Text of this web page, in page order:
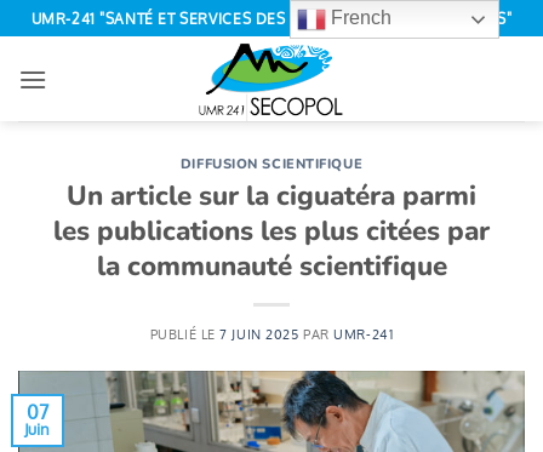
Passer
au
contenu
UMR-241 "SANTÉ ET SERVICES DES ÉCOSYSTÈMES POLYNÉSIENS"
DIFFUSION SCIENTIFIQUE
Un article sur la ciguatéra parmi
les publications les plus citées par
la communauté scientifique
PUBLIÉ LE7 JUIN 2025 PARUMR-241
07
Juin
French